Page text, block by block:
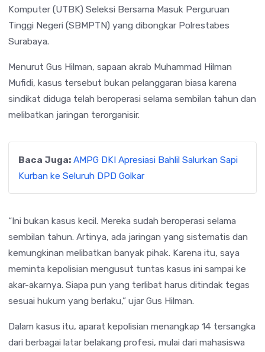
Komputer (UTBK) Seleksi Bersama Masuk Perguruan
Tinggi Negeri (SBMPTN) yang dibongkar Polrestabes
Surabaya.
Menurut Gus Hilman, sapaan akrab Muhammad Hilman
Mufidi, kasus tersebut bukan pelanggaran biasa karena
sindikat diduga telah beroperasi selama sembilan tahun dan
melibatkan jaringan terorganisir.
Baca Juga: AMPG DKI Apresiasi Bahlil Salurkan Sapi
Kurban ke Seluruh DPD Golkar
“Ini bukan kasus kecil. Mereka sudah beroperasi selama
sembilan tahun. Artinya, ada jaringan yang sistematis dan
kemungkinan melibatkan banyak pihak. Karena itu, saya
meminta kepolisian mengusut tuntas kasus ini sampai ke
akar-akarnya. Siapa pun yang terlibat harus ditindak tegas
sesuai hukum yang berlaku,” ujar Gus Hilman.
Dalam kasus itu, aparat kepolisian menangkap 14 tersangka
dari berbagai latar belakang profesi, mulai dari mahasiswa